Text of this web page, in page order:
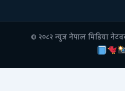
© २०८२ न्युज नेपाल मिडिया